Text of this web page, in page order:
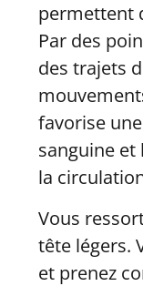
permettent
Par des
des trajets
favorise
sanguine
la
Vous
tête légers.
et prenez